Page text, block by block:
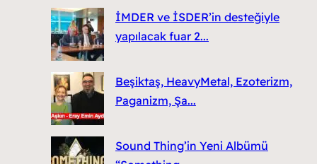
İMDER ve İSDER’in desteğiyle
yapılacak fuar 2...
Beşiktaş, HeavyMetal, Ezoterizm,
Paganizm, Şa...
Sound Thing’in Yeni Albümü